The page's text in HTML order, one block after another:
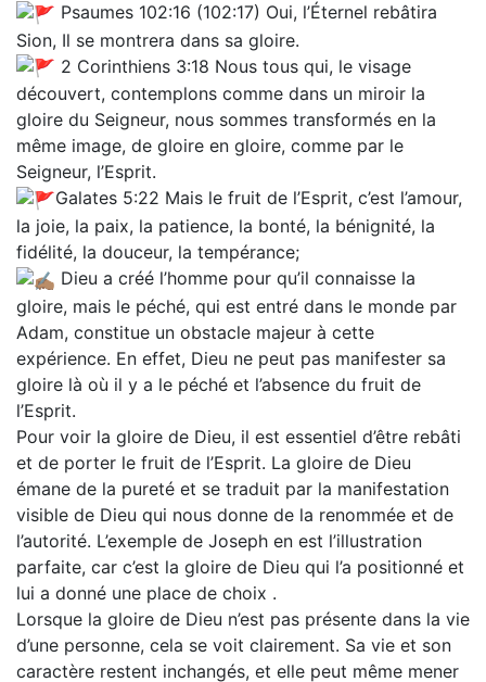
Psaumes 102:16 (102:17) Oui, l’Éternel rebâtira
Sion, Il se montrera dans sa gloire.
2 Corinthiens 3:18 Nous tous qui, le visage
découvert, contemplons comme dans un miroir la
gloire du Seigneur, nous sommes transformés en la
même image, de gloire en gloire, comme par le
Seigneur, l’Esprit.
Galates 5:22 Mais le fruit de l’Esprit, c’est l’amour,
la joie, la paix, la patience, la bonté, la bénignité, la
fidélité, la douceur, la tempérance;
Dieu a créé l’homme pour qu’il connaisse la
gloire, mais le péché, qui est entré dans le monde par
Adam, constitue un obstacle majeur à cette
expérience. En effet, Dieu ne peut pas manifester sa
gloire là où il y a le péché et l’absence du fruit de
l’Esprit.
Pour voir la gloire de Dieu, il est essentiel d’être rebâti
et de porter le fruit de l’Esprit. La gloire de Dieu
émane de la pureté et se traduit par la manifestation
visible de Dieu qui nous donne de la renommée et de
l’autorité. L’exemple de Joseph en est l’illustration
parfaite, car c’est la gloire de Dieu qui l’a positionné et
lui a donné une place de choix .
Lorsque la gloire de Dieu n’est pas présente dans la vie
d’une personne, cela se voit clairement. Sa vie et son
caractère restent inchangés, et elle peut même mener